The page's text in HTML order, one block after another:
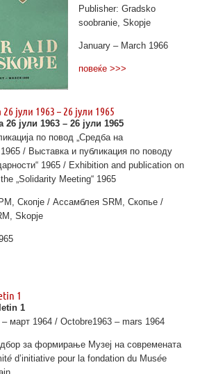
Publisher: Gradsko
soobranie, Skopje
January – March 1966
повеќе >>>
јули 1963 – 26 јули 1965
јули 1963 – 26 јули 1965
по повод „Средба на
/ Выставка и публикация по поводу
1965 / Exhibition and publication on
„Solidarity Meeting“ 1965
Скопје / Ассамблея SRM, Скопье /
Skopje
1
1
март 1964 / Octobre1963 – mars 1964
за формирање Музеј на современата
éd’initiative pour la fondation du Musée